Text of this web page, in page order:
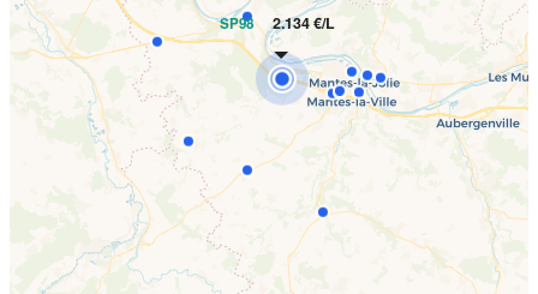
SP98 2.134 €/L